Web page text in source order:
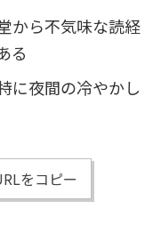
から不気味な読経
る
に夜間の冷やかし
をコピー